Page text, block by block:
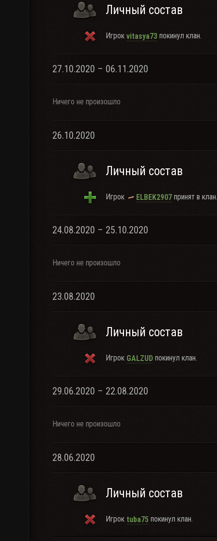
Личный состав
Игрок vitasya73 покинул клан.
27.10.2020 – 06.11.2020
Ничего не произошло
26.10.2020
Личный состав
Игрок ELBEK2907 принят в клан.
24.08.2020 – 25.10.2020
Ничего не произошло
23.08.2020
Личный состав
Игрок GALZUD покинул клан.
29.06.2020 – 22.08.2020
Ничего не произошло
28.06.2020
Личный состав
Игрок tuba75 покинул клан.